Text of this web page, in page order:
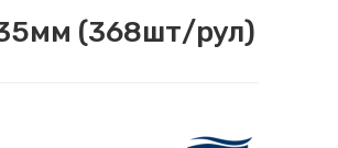
(368шт/рул)